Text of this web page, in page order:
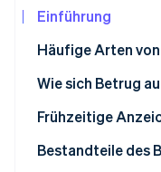
Start-up-
Climate
CO₂-Entnahme
Identity
Einführung
Häufige Arten
Interner Betrug
Externer Betrug
Andere Arten von
Wie sich Betrug
Frühzeitige
Bestandteile des